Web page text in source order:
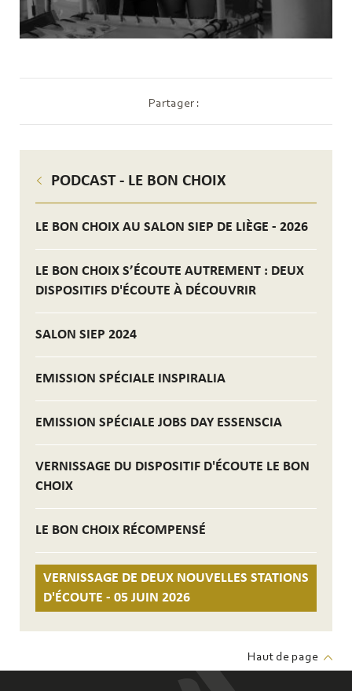
PODCAST - LE BON CHOIX
LE BON CHOIX AU SALON SIEP DE LIÈGE - 2026
LE BON CHOIX S’ÉCOUTE AUTREMENT : DEUX
DISPOSITIFS D'ÉCOUTE À DÉCOUVRIR
SALON SIEP 2024
EMISSION SPÉCIALE INSPIRALIA
EMISSION SPÉCIALE JOBS DAY ESSENSCIA
VERNISSAGE DU DISPOSITIF D'ÉCOUTE LE BON
CHOIX
LE BON CHOIX RÉCOMPENSÉ
VERNISSAGE DE DEUX NOUVELLES STATIONS
D'ÉCOUTE - 05 JUIN 2026
Partager :
Haut de page